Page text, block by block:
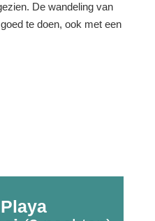
De wandeling van
te doen, ook met een
Playa